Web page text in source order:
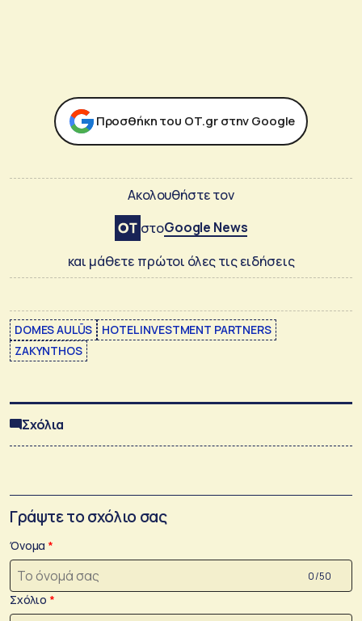
Προσθήκη του ΟΤ.gr στην Google
Ακολουθήστε τον
στοGoogle News
και μάθετε πρώτοι όλες τις ειδήσεις
DOMES AULŪS
HOTEL INVESTMENT PARTNERS
ZAKYNTHOS
Σχόλια
Γράψτε το σχόλιο σας
Όνομα
0 /50
Σχόλιο